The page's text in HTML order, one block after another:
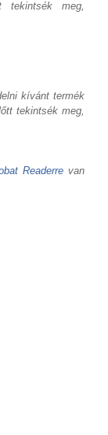
tekintsék meg,
kívánt termék
tekintsék meg,
Readerre van